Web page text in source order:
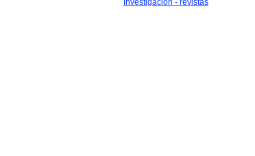
Investigación - revistas